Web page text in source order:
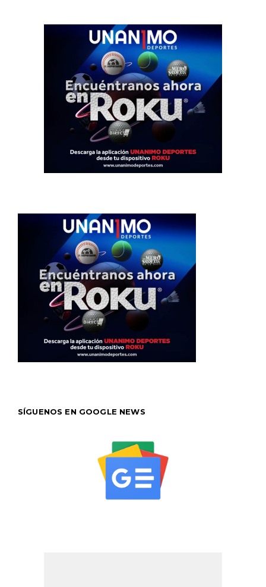
SÍGUENOS EN GOOGLE NEWS